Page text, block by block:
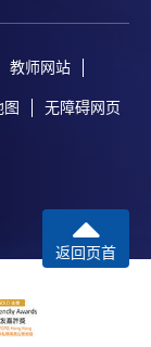
报名人数不足
之款项，将
款将直接退还
程或有其他额
员不得转读
教师网站
图 无障碍网页
返回页首